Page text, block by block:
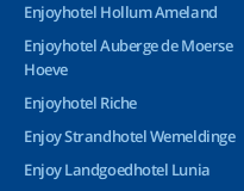
Enjoyhotel Hollum Ameland
Enjoyhotel Auberge de Moerse
Hoeve
Enjoyhotel Riche
Enjoy Strandhotel Wemeldinge
Enjoy Landgoedhotel Lunia